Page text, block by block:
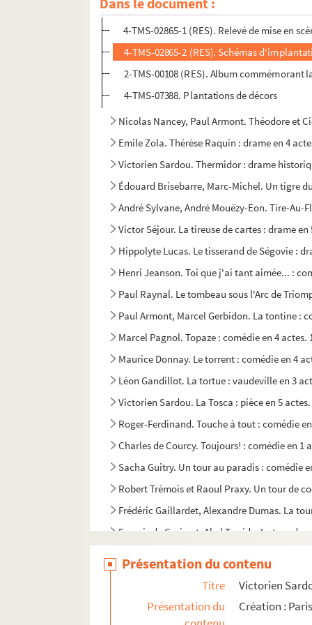
Victorien Sardou. Théodora : drame en 5 actes
4-TMS-02865-1 (RES). Relevé de mise en
4-TMS-02865-2 (RES). Schémas
2-TMS-00108 (RES). Album
4-TMS-07388. Plantations de décors
Nicolas Nancey, Paul Armont. Théodore et
Emile Zola. Thérèse Raquin : drame en 4
Victorien Sardou. Thermidor : drame
Édouard Brisebarre, Marc-Michel. Un tigre
André Sylvane, André Mouëzy-Eon. Tire-Au-
Victor Séjour. La tireuse de cartes : drame
Hippolyte Lucas. Le tisserand de Ségovie :
Henri Jeanson. Toi que j'ai tant aimée... :
Paul Raynal. Le tombeau sous l'Arc de
Paul Armont, Marcel Gerbidon. La tontine :
Marcel Pagnol. Topaze : comédie en 4 actes.
Maurice Donnay. Le torrent : comédie en 4
Léon Gandillot. La tortue : vaudeville en 3
Victorien Sardou. La Tosca : pièce en 5 actes.
Roger-Ferdinand. Touche à tout : comédie
Charles de Courcy. Toujours! : comédie en 1
Sacha Guitry. Un tour au paradis : comédie
Robert Trémois et Raoul Praxy. Un tour de
Frédéric Gaillardet, Alexandre Dumas. La
Francis de Croisset, Abel Tarride. Le tour de
Adolphe d'Ennery, Jules Verne. Le tour du
Présentation du contenu
Titre
Victorien
Présentation du
Création :